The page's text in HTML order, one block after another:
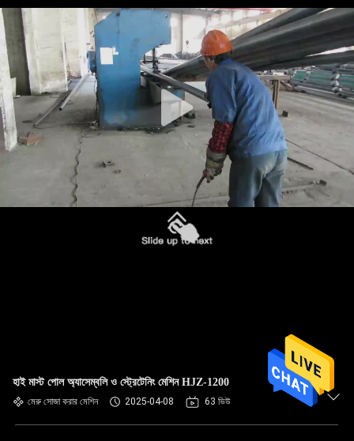
হাই মাস্ট পোল অ্যাসেম্বলি ও স্ট্রেটেনিং মেশিন HJZ-1200
মেরু সোজা করার মেশিন 2025-04-08 63 ভিউ